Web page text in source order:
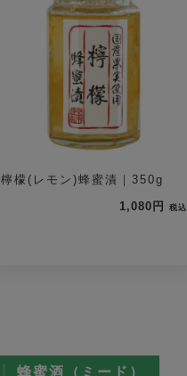
檸檬(レモン)蜂蜜漬｜350g
1,080円
税込
蜂蜜酒（ミード）